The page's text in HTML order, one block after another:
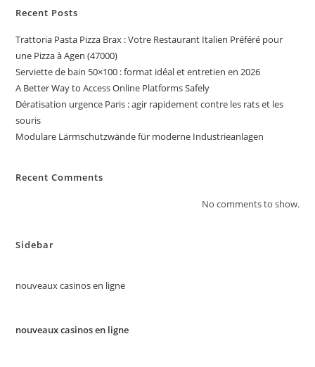
Recent Posts
Trattoria Pasta Pizza Brax : Votre Restaurant Italien Préféré pour
une Pizza à Agen (47000)
Serviette de bain 50×100 : format idéal et entretien en 2026
A Better Way to Access Online Platforms Safely
Dératisation urgence Paris : agir rapidement contre les rats et les
souris
Modulare Lärmschutzwände für moderne Industrieanlagen
Recent Comments
No comments to show.
Sidebar
nouveaux casinos en ligne
nouveaux casinos en ligne